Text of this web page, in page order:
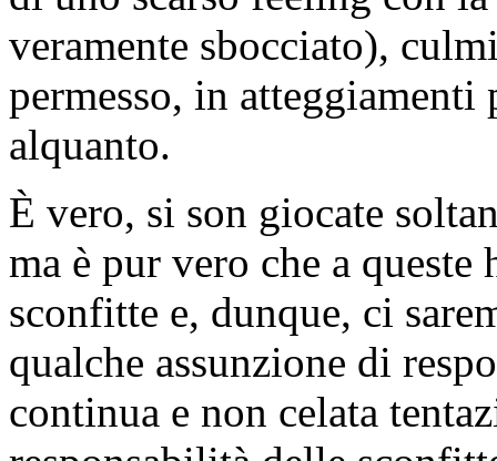
veramente sbocciato),
permesso, in atteggiamenti
alquanto.
È vero, si son giocate
ma è pur vero che a
sconfitte e, dunque, ci
qualche assunzione di
continua e non celata